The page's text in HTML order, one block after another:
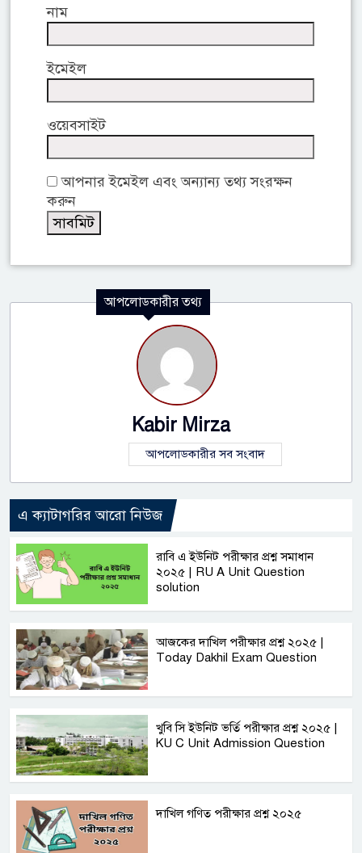
নাম
ইমেইল
ওয়েবসাইট
আপনার ইমেইল এবং অন্যান্য তথ্য সংরক্ষন
করুন
আপলোডকারীর তথ্য
Kabir Mirza
আপলোডকারীর সব সংবাদ
এ ক্যাটাগরির আরো নিউজ
রাবি এ ইউনিট পরীক্ষার প্রশ্ন সমাধান
২০২৫ | RU A Unit Question
solution
আজকের দাখিল পরীক্ষার প্রশ্ন ২০২৫ |
Today Dakhil Exam Question
খুবি সি ইউনিট ভর্তি পরীক্ষার প্রশ্ন ২০২৫ |
KU C Unit Admission Question
দাখিল গণিত পরীক্ষার প্রশ্ন ২০২৫